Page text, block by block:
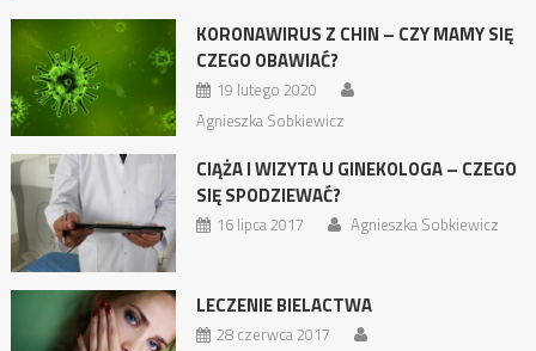
KORONAWIRUS Z CHIN – CZY MAMY SIĘ
CZEGO OBAWIAĆ?
19 lutego 2020
Agnieszka Sobkiewicz
CIĄŻA I WIZYTA U GINEKOLOGA – CZEGO
SIĘ SPODZIEWAĆ?
16 lipca 2017 Agnieszka Sobkiewicz
LECZENIE BIELACTWA
28 czerwca 2017